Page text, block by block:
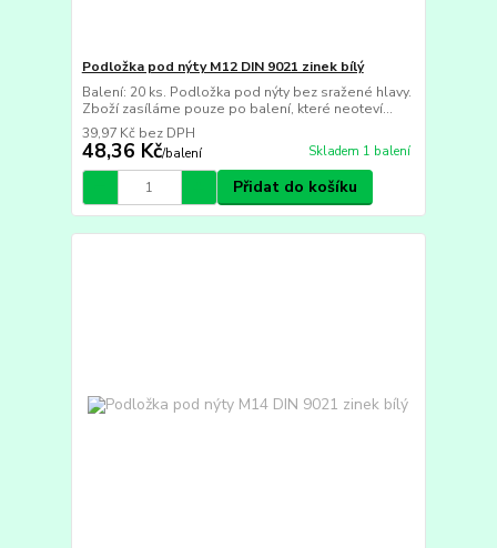
Podložka pod nýty M12 DIN 9021 zinek bílý
Balení: 20 ks. Podložka pod nýty bez sražené hlavy.
Zboží zasíláme pouze po balení, které neoteví...
48,36 Kč/balení
39,97 Kč bez DPH
Skladem 1 balení
Přidat do košíku